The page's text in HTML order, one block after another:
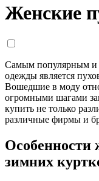
Женские
Самым популярным и
одежды является
Вошедшие в моду
огромными шагами
купить не только
различные фирмы и
Особенности
зимних